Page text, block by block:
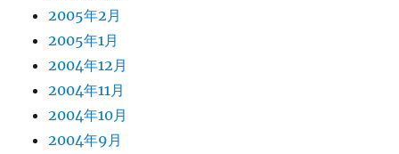
2005年2月
2005年1月
2004年12月
2004年11月
2004年10月
2004年9月